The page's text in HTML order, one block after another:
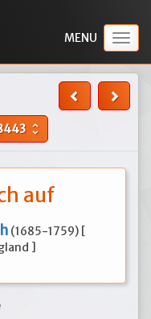
unfold_more
auf
(1685-1759) [
]